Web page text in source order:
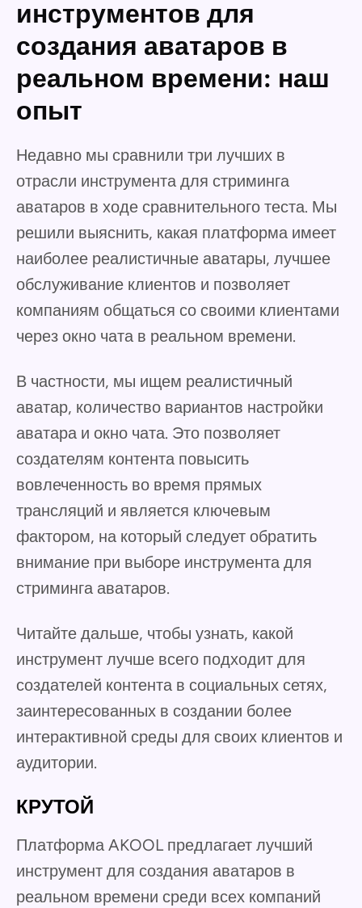
инструментов для
создания аватаров в
реальном времени: наш
опыт
Недавно мы сравнили три лучших в
отрасли инструмента для стриминга
аватаров в ходе сравнительного теста. Мы
решили выяснить, какая платформа имеет
наиболее реалистичные аватары, лучшее
обслуживание клиентов и позволяет
компаниям общаться со своими клиентами
через окно чата в реальном времени.
В частности, мы ищем реалистичный
аватар, количество вариантов настройки
аватара и окно чата. Это позволяет
создателям контента повысить
вовлеченность во время прямых
трансляций и является ключевым
фактором, на который следует обратить
внимание при выборе инструмента для
стриминга аватаров.
Читайте дальше, чтобы узнать, какой
инструмент лучше всего подходит для
создателей контента в социальных сетях,
заинтересованных в создании более
интерактивной среды для своих клиентов и
аудитории.
КРУТОЙ
Платформа AKOOL предлагает лучший
инструмент для создания аватаров в
реальном времени среди всех компаний